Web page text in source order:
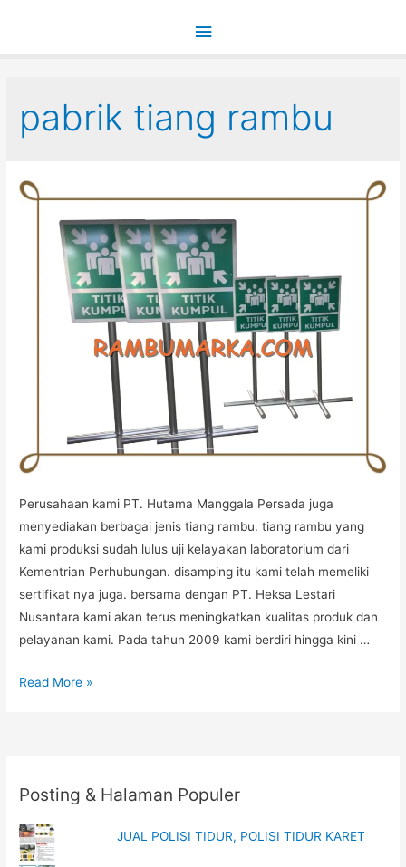
Main
pabrik tiang rambu
Perusahaan kami PT. Hutama Manggala Persada juga
menyediakan berbagai jenis tiang rambu. tiang rambu yang
kami produksi sudah lulus uji kelayakan laboratorium dari
Kementrian Perhubungan. disamping itu kami telah memeliki
sertifikat nya juga. bersama dengan PT. Heksa Lestari
Nusantara kami akan terus meningkatkan kualitas produk dan
pelayanan kami. Pada tahun 2009 kami berdiri hingga kini …
HARGA
Read More »
Posting & Halaman Populer
JUAL POLISI TIDUR, POLISI TIDUR KARET